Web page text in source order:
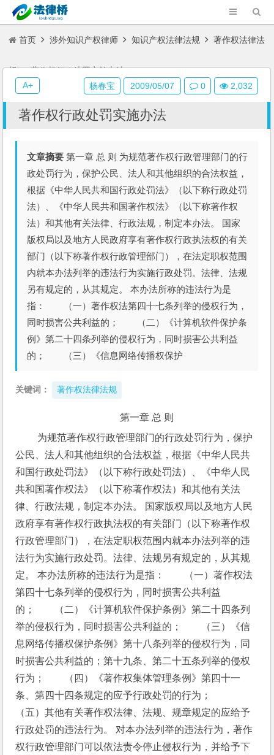
首页 涉外知识产权律师 知识产权法律法规 著作权法律法
规 著作权行政处罚实施办法
著作权行政处罚实施办法
文章摘要 第一章 总 则 为规范著作权行政管理部门的行
政处罚行为，保护公民、法人和其他组织的合法权益，
根据《中华人民共和国行政处罚法》（以下称行政处罚
法）、《中华人民共和国著作权法》（以下称著作权
法）和其他有关法律、行政法规，制定本办法。 国家
版权局以及地方人民政府享有著作权行政执法权的有关
部门（以下称著作权行政管理部门），在法定职权范围
内就本办法列举的违法行为实施行政处罚。法律、法规
另有规定的，从其规定。 本办法所称的违法行为是
指： （一）著作权法第四十七条列举的侵权行为，
同时损害公共利益的； （二）《计算机软件保护条
例》第二十四条列举的侵权行为，同时损害公共利益
的； （三）《信息网络传播权保护
关键词： 著作权法律法规
第一章 总 则
公民、法人和其他组织的合法权益，根据《中华人民共
和国行政处罚法》（以下称行政处罚法）、《中华人民
共和国著作权法》（以下称著作权法）和其他有关法
律、行政法规，制定本办法。 国家版权局以及地方人民
政府享有著作权行政执法权的有关部门（以下称著作权
行政管理部门），在法定职权范围内就本办法列举的违
法行为实施行政处罚。法律、法规另有规定的，从其规
定。 本办法所称的违法行为是指：　　（一）著作权法
第四十七条列举的侵权行为，同时损害公共利益
的；　　（二）《计算机软件保护条例》第二十四条列
举的侵权行为，同时损害公共利益的；　　（三）《信
息网络传播权保护条例》第十八条列举的侵权行为，同
时损害公共利益的；第十九条、第二十五条列举的侵权
行为；　　（四）《著作权集体管理条例》第四十一
条、第四十四条规定的应予行政处罚的行为；
（五）其他有关著作权法律、法规、规章规定的应给予
行政处罚的违法行为。 对本办法列举的违法行为，著作
权行政管理部门可以依法责令停止侵权行为，并给予下
杨春宝 2009/05/07 0 2,032
A+